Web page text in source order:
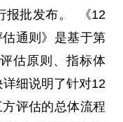
报批发布。 《12
通则》是基于第
估原则、指标体
细说明了针对12
评估的总体流程